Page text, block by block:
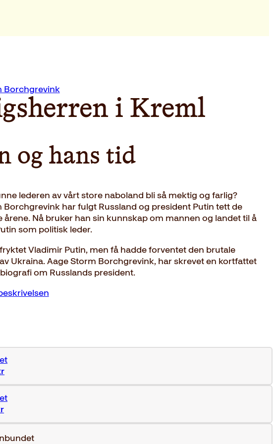
Borchgrevink
i Kreml
og hans tid
lederen av vårt store naboland bli så mektig og farlig?
Borchgrevink har fulgt Russland og president Putin tett de
årene. Nå bruker han sin kunnskap om mannen og landet til å
som politisk leder.
Vladimir Putin, men få hadde forventet den brutale
Ukraina. Aage Storm Borchgrevink, har skrevet en kortfattet
om Russlands president.